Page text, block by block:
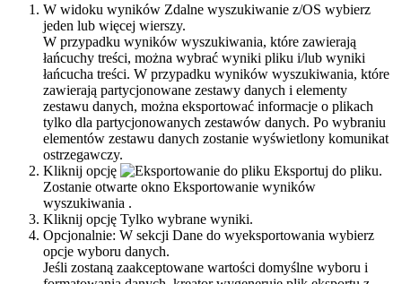
W widoku wyników Zdalne wyszukiwanie z/OS wybierz
jeden lub więcej wierszy.
W przypadku wyników wyszukiwania, które zawierają
łańcuchy treści, można wybrać wyniki pliku i/lub wyniki
łańcucha treści. W przypadku wyników wyszukiwania, które
zawierają partycjonowane zestawy danych i elementy
zestawu danych, można eksportować informacje o plikach
tylko dla partycjonowanych zestawów danych. Po wybraniu
elementów zestawu danych zostanie wyświetlony komunikat
ostrzegawczy.
Kliknij opcję
Eksportuj do pliku.
Zostanie otwarte okno Eksportowanie wyników
wyszukiwania .
Kliknij opcję Tylko wybrane wyniki.
Opcjonalnie: W sekcji Dane do wyeksportowania wybierz
opcje wyboru danych.
Jeśli zostaną zaakceptowane wartości domyślne wyboru i